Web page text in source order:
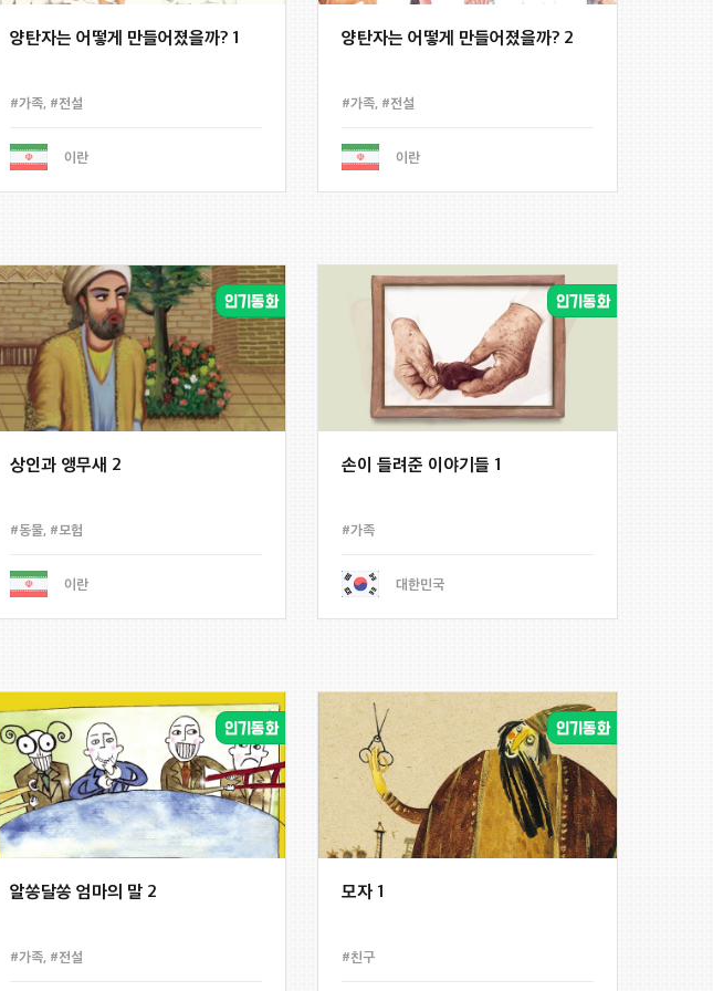
양탄자는 어떻게 만들어졌을까? 1
#가족, #전설
이란
양탄자는 어떻게 만들어졌을까? 2
#가족, #전설
이란
상인과 앵무새 2
#동물, #모험
이란
손이 들려준 이야기들 1
#가족
대한민국
알쏭달쏭 엄마의 말 2
#가족, #전설
모자 1
#친구